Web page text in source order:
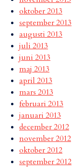
oktober 2013
september 2013
augusti 2013
juli 2013
juni 2013
maj 2013
april 2013
mars 2013
februari 2013
januari 2013
december 2012
november 2012
oktober 2012
september 2012